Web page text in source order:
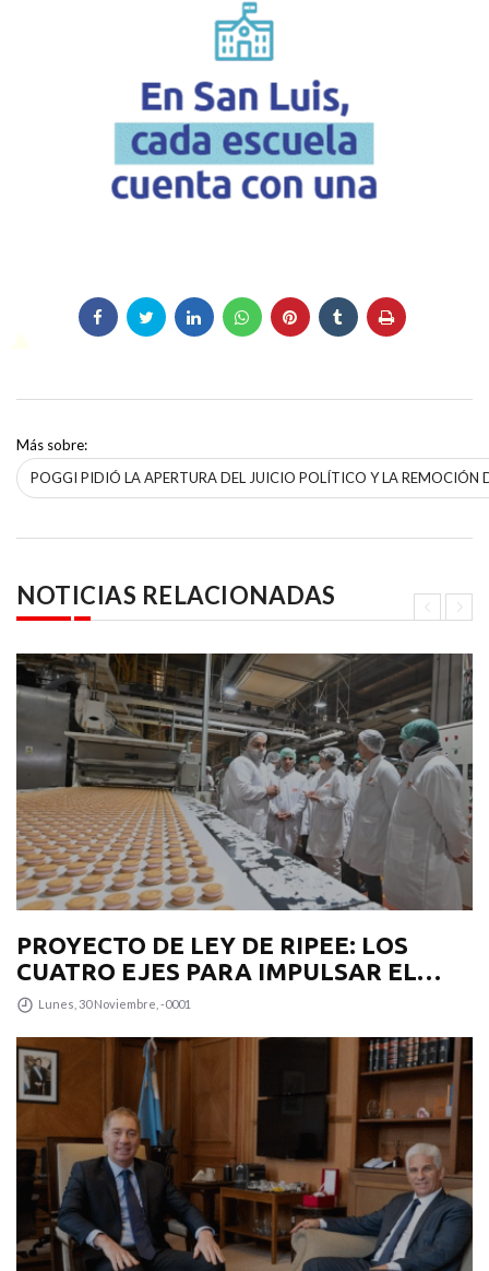
Más sobre:
POGGI PIDIÓ LA APERTURA DEL JUICIO POLÍTICO Y LA REMOCIÓN
NOTICIAS RELACIONADAS
PROYECTO DE LEY DE RIPEE: LOS
CUATRO EJES PARA IMPULSAR EL
DESARROLLO PRODUCTIVO EN LA
Lunes, 30 Noviembre, -0001